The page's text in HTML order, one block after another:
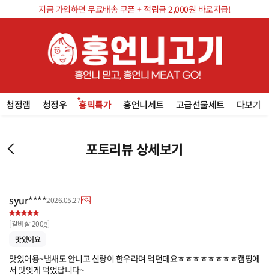
지금 가입하면 무료배송 쿠폰 + 적립금 2,000원 바로지급!
청정램 청정우 홍픽특가 홍언니세트 고급선물세트 다보기
포토리뷰 상세보기
syur****2026.05.27
[갈비살 200g]
맛있어요
맛있어용~냄새도 안니고 신랑이 한우라며 먹던데요ㅎㅎㅎㅎㅎㅎㅎㅎ캠핑에
서 맛잇게 먹었답니다~